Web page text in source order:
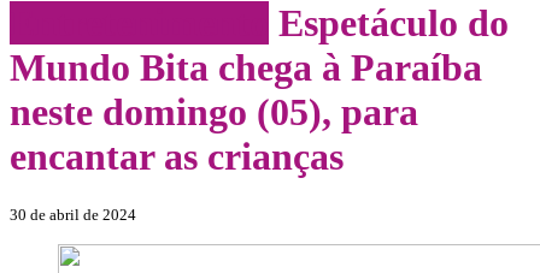
Espetáculo do
Mundo Bita chega à Paraíba
neste domingo (05), para
encantar as crianças
30 de abril de 2024